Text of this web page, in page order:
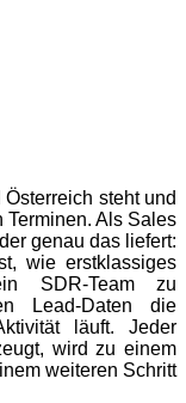
steht und
Als Sales
genau das liefert:
wie erstklassiges
SDR-Team zu
Lead-Daten die
läuft. Jeder
wird zu einem
weiteren Schritt